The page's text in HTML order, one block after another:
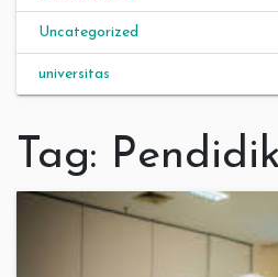
Uncategorized
universitas
Tag: